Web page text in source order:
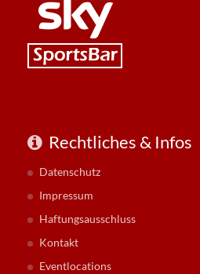
Rechtliches & Infos
Datenschutz
Impressum
Haftungsausschluss
Kontakt
Eventlocations